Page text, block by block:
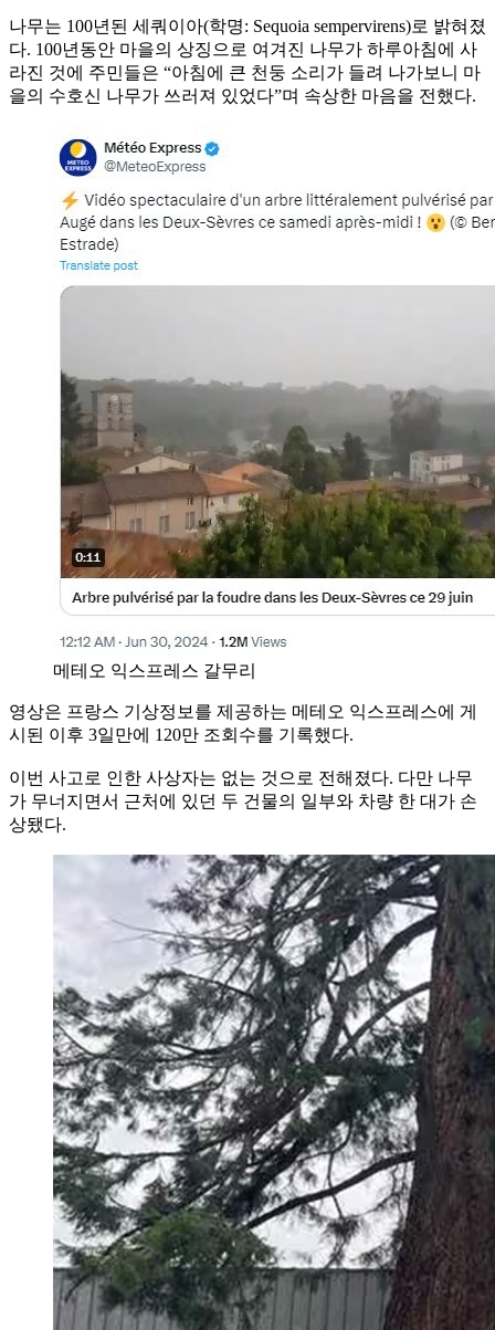
나무는 100년된 세쿼이아(학명: Sequoia sempervirens)로 밝혀졌
다. 100년동안 마을의 상징으로 여겨진 나무가 하루아침에 사
라진 것에 주민들은 “아침에 큰 천둥 소리가 들려 나가보니 마
을의 수호신 나무가 쓰러져 있었다”며 속상한 마음을 전했다.
메테오 익스프레스 갈무리
영상은 프랑스 기상정보를 제공하는 메테오 익스프레스에 게
시된 이후 3일만에 120만 조회수를 기록했다.
이번 사고로 인한 사상자는 없는 것으로 전해졌다. 다만 나무
가 무너지면서 근처에 있던 두 건물의 일부와 차량 한 대가 손
상됐다.